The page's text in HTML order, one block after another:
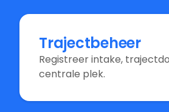
Trajectbeheer
Registreer intake,
centrale plek.